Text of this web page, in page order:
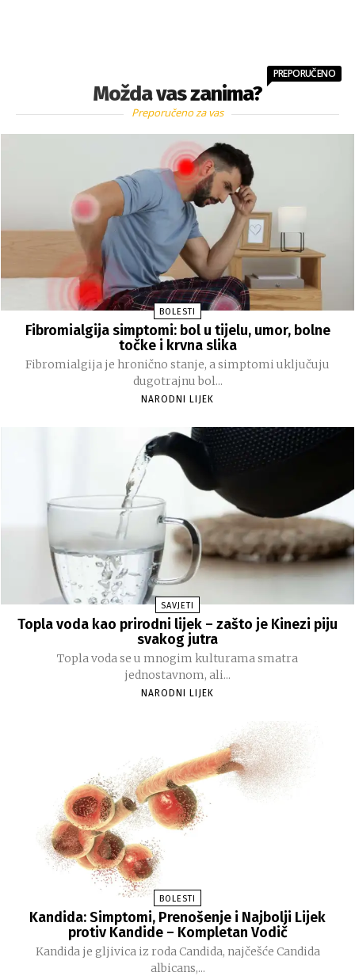
Možda vas zanima?
PREPORUČENO
Preporučeno za vas
BOLESTI
Fibromialgija simptomi: bol u tijelu, umor, bolne
točke i krvna slika
Fibromialgija je hronično stanje, a simptomi uključuju
dugotrajnu bol...
NARODNI LIJEK
SAVJETI
Topla voda kao prirodni lijek – zašto je Kinezi piju
svakog jutra
Topla voda se u mnogim kulturama smatra
jednostavnom, ali...
NARODNI LIJEK
BOLESTI
Kandida: Simptomi, Prenošenje i Najbolji Lijek
protiv Kandide – Kompletan Vodič
Kandida je gljivica iz roda Candida, najčešće Candida
albicans,...